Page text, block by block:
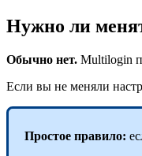
Нужно ли
Обычно нет. Multilogin
Если вы не меняли
Простое правило: